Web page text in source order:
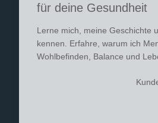
für deine Gesundheit
Lerne mich, meine Geschichte
kennen. Erfahre, warum ich
Wohlbefinden, Balance und